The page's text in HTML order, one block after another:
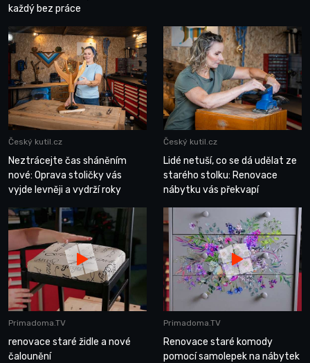
každý bez práce
Český kutil.cz
Neztrácejte čas sháněním
nové: Oprava stoličky vás
vyjde levněji a vydrží roky
Český kutil.cz
Lidé netuší, co se dá udělat ze
starého stolku: Renovace
nábytku vás překvapí
Primadoma.TV
renovace staré židle a nové
čalounění
Primadoma.TV
Renovace staré komody
pomocí samolepek na nábytek